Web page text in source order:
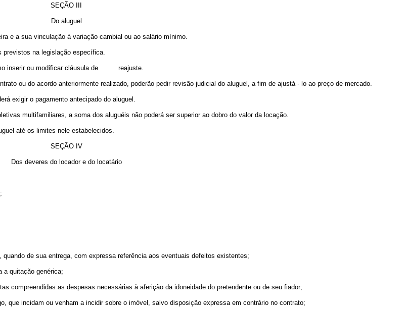
SEÇÃO III
Do aluguel
e a sua vinculação à variação cambial ou ao salário mínimo.
previstos na legislação específica.
inserir ou modificar cláusula de reajuste.
ou do acordo anteriormente realizado, poderão pedir revisão judicial do aluguel, a fim de ajustá - lo ao preço de mercado.
exigir o pagamento antecipado do aluguel.
multifamiliares, a soma dos aluguéis não poderá ser superior ao dobro do valor da locação.
até os limites nele estabelecidos.
SEÇÃO IV
Dos deveres do locador e do locatário
de sua entrega, com expressa referência aos eventuais defeitos existentes;
a quitação genérica;
compreendidas as despesas necessárias à aferição da idoneidade do pretendente ou de seu fiador;
que incidam ou venham a incidir sobre o imóvel, salvo disposição expressa em contrário no contrato;